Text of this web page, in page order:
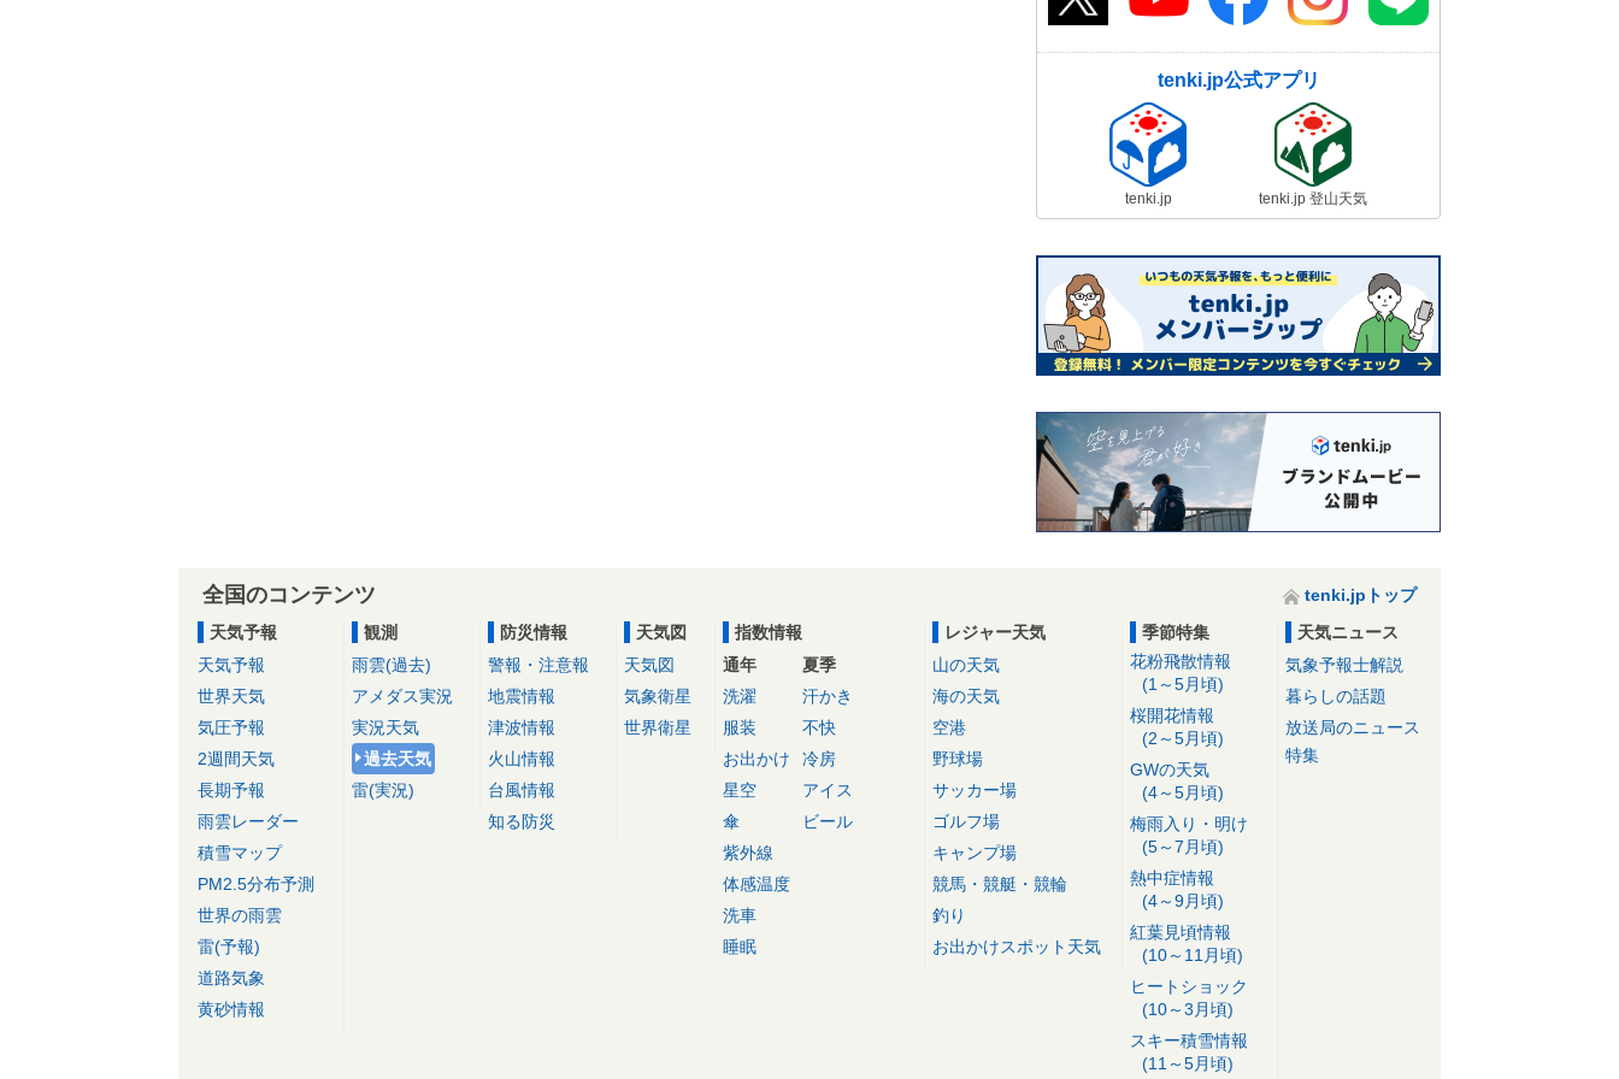
tenki.jp公式アプリ
tenki.jp tenki.jp 登山天気
全国のコンテンツ
tenki.jpトップ
天気予報
天気予報
世界天気
気圧予報
2週間天気
長期予報
雨雲レーダー
積雪マップ
PM2.5分布予測
世界の雨雲
雷(予報)
道路気象
黄砂情報
観測
雨雲(過去)
アメダス実況
実況天気
過去天気
雷(実況)
防災情報
警報・注意報
地震情報
津波情報
火山情報
台風情報
知る防災
天気図
天気図
気象衛星
世界衛星
指数情報
通年
洗濯
服装
お出かけ
星空
傘
紫外線
体感温度
洗車
睡眠
夏季
汗かき
不快
冷房
アイス
ビール
レジャー天気
山の天気
海の天気
空港
野球場
サッカー場
ゴルフ場
キャンプ場
競馬・競艇・競輪
釣り
お出かけスポット天気
季節特集
花粉飛散情報
(1～5月頃)
桜開花情報
(2～5月頃)
GWの天気
(4～5月頃)
梅雨入り・明け
(5～7月頃)
熱中症情報
(4～9月頃)
紅葉見頃情報
(10～11月頃)
ヒートショック
(10～3月頃)
スキー積雪情報
(11～5月頃)
天気ニュース
気象予報士解説
暮らしの話題
放送局のニュース
特集